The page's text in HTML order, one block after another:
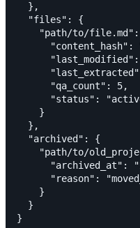
  },
  "files": {
"path/to/
"content_hash":
      "qa_count": 5,
"status":
    }
  },
  "archived": {
"path/to/
"archived_at":
"reason":
    }
  }